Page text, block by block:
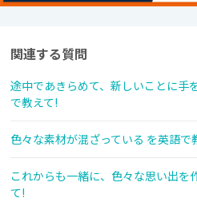
関連する質問
途中であきらめて、新しいことに手
で教えて!
色々な素材が混ざっている を英語で
これからも一緒に、色々な思い出を
て!